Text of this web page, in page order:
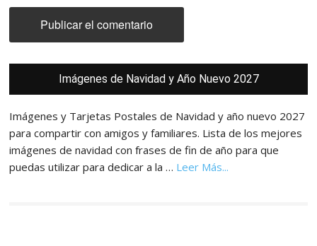
principal
Imágenes de Navidad y Año Nuevo 2027
Imágenes y Tarjetas Postales de Navidad y año nuevo 2027
para compartir con amigos y familiares. Lista de los mejores
imágenes de navidad con frases de fin de año para que
puedas utilizar para dedicar a la … Leer Más...